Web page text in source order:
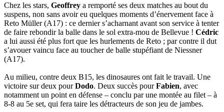
Chez les stars, Geoffrey a remporté ses deux matches au bout du
suspens, non sans avoir eu quelques moments d’énervement face à
Reto Müller (A17) : ce dernier s’acharnant avant son service à tenter
de faire rebondir la balle dans le sol extra-mou de Bellevue ! Cédric
a lui aussi été plus fort que les hurlements de Reto ; par contre il dut
s’avouer vaincu face au toucher de balle stupéfiant de Niessner
(A17).
Au milieu, contre deux B15, les dinosaures ont fait le travail. Une
victoire sur deux pourDodo. Deux succès pourFabien, avec
notamment un point en défense – conclu par une montée au filet – à
8-8 au 5e set, qui fera taire les détracteurs de son jeu de jambes.